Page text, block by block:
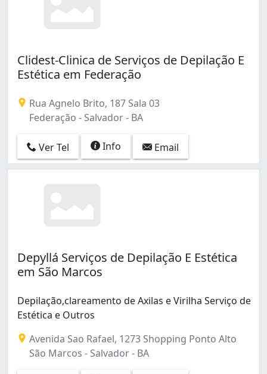
Clidest-Clinica de Serviços de Depilação E
Estética em Federação
Rua Agnelo Brito, 187 Sala 03
Federação - Salvador - BA
Ver Tel Info Email
Depyllá Serviços de Depilação E Estética
em São Marcos
Depilação,clareamento de Axilas e Virilha Serviço de
Estética e Outros
Avenida Sao Rafael, 1273 Shopping Ponto Alto
São Marcos - Salvador - BA